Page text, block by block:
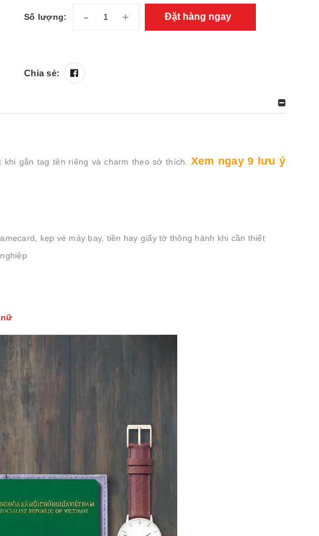
Số lượng: - + Đặt hàng ngay
Chia sẻ:
gắn tag tên riêng và charm theo sở thích. Xem ngay 9 lưu ý
kẹp vé máy bay, tiền hay giấy tờ thông hành khi cần thiết